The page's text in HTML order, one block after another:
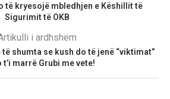
të kryesojë mbledhjen e Këshillit të
Sigurimit të OKB
i ardhshëm
shumta se kush do të jenë “viktimat”
t’i marrë Grubi me vete!